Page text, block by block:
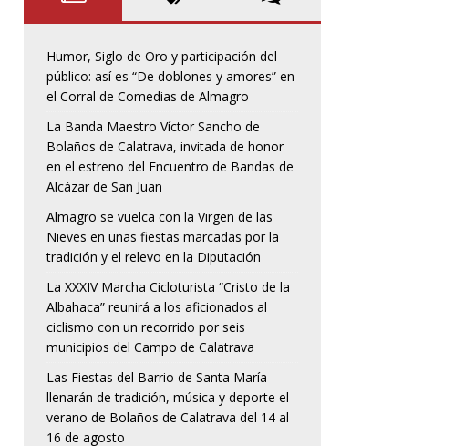
Humor, Siglo de Oro y participación del
público: así es “De doblones y amores” en
el Corral de Comedias de Almagro
La Banda Maestro Víctor Sancho de
Bolaños de Calatrava, invitada de honor
en el estreno del Encuentro de Bandas de
Alcázar de San Juan
Almagro se vuelca con la Virgen de las
Nieves en unas fiestas marcadas por la
tradición y el relevo en la Diputación
La XXXIV Marcha Cicloturista “Cristo de la
Albahaca” reunirá a los aficionados al
ciclismo con un recorrido por seis
municipios del Campo de Calatrava
Las Fiestas del Barrio de Santa María
llenarán de tradición, música y deporte el
verano de Bolaños de Calatrava del 14 al
16 de agosto